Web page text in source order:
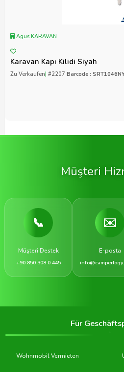
Agus KARAVAN
Karavan Kapı Kilidi Siyah
Zu Verkaufen| #2207 Barcode :
Müşteri
📞
Müşteri Destek
+90 850 308 0 445
✉️
E-posta
Für
Wohnmobil Vermieten